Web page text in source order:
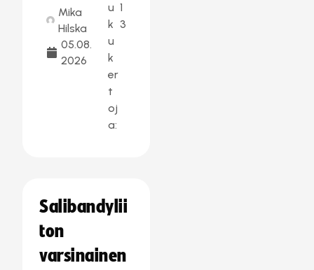
Mika
Hilska
05.08.
2026
u
k
u
k
er
t
oj
a:
1
3
Salibandylii
ton
varsinainen